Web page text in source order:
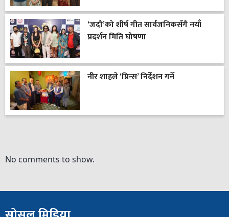
‘जदौ’को शीर्ष गीत सार्वजनिकसँगै नयाँ
प्रदर्शन मिति घोषणा
नीर शाहले ‘प्रिन्स’ निर्देशन गर्ने
No comments to show.